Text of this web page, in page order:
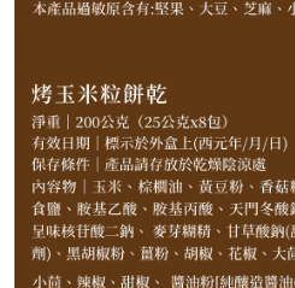
請選購商品（任選 10 件）
炳叔碳烤玉米-黑胡椒*1
炳叔碳烤玉米-原味*1